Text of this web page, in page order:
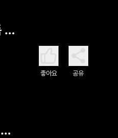
시
좋아요 공유